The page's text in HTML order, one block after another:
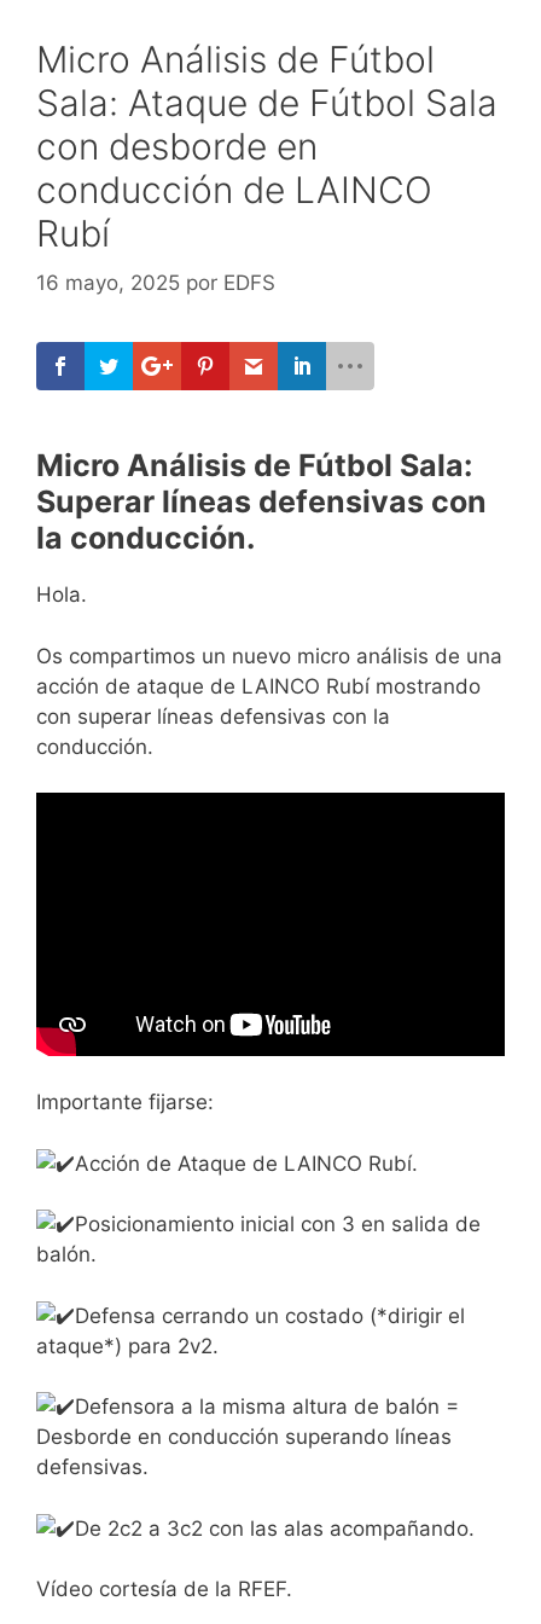
Micro Análisis de Fútbol
Sala: Ataque de Fútbol Sala
con desborde en
conducción de LAINCO
Rubí
16 mayo, 2025 por EDFS
Micro Análisis de Fútbol Sala:
Superar líneas defensivas con
la conducción.
Hola.
Os compartimos un nuevo micro análisis de una
acción de ataque de LAINCO Rubí mostrando
con superar líneas defensivas con la
conducción.
Importante fijarse:
Acción de Ataque de LAINCO Rubí.
Posicionamiento inicial con 3 en salida de
balón.
Defensa cerrando un costado (*dirigir el
ataque*) para 2v2.
Defensora a la misma altura de balón =
Desborde en conducción superando líneas
defensivas.
De 2c2 a 3c2 con las alas acompañando.
Vídeo cortesía de la RFEF.